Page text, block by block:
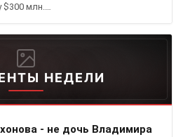
$300 млн.…
НЕДЕЛИ
- не дочь Владимира